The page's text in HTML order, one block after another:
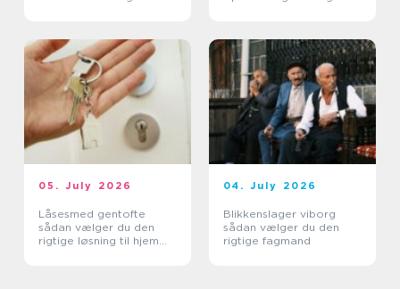
05. July 2026
Låsesmed gentofte
sådan vælger du den
rigtige løsning til hjem
04. July 2026
Blikkenslager viborg
sådan vælger du den
rigtige fagmand